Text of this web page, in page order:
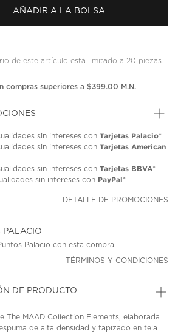
en
la
AÑADIR A LA BOLSA
de este artículo está limitado a 20 piezas.
compras superiores a $399.00 M.N.
sin intereses conTarjetas Palacio*
sin intereses conTarjetas American
sin intereses conTarjetas BBVA*
sin intereses con PayPal*
DETALLE DE PROMOCIONES
PALACIO
Palacio con esta compra.
TÉRMINOS Y CONDICIONES
DE PRODUCTO
The MAAD Collection Elements, elaborada
de alta densidad y tapizado en tela